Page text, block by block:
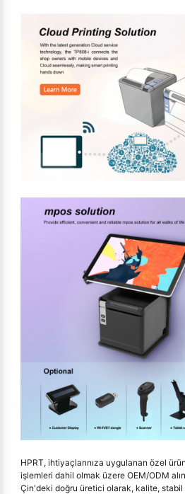
HPRT, ihtiyaçlarınıza uygulanan özel
işlemleri dahil olmak üzere OEM/ODM
Çin'deki doğru üretici olarak, kalite, stabil